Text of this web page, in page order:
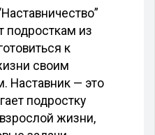
подросткам из
к
своим
Наставник — это
подростку
жизни,